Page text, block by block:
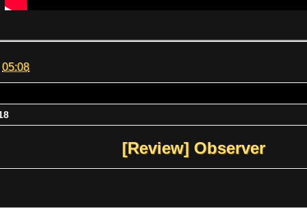
05:08
[Review] Observer